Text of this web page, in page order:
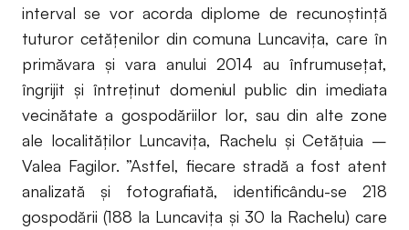
interval se vor acorda diplome de recunoștință
tuturor cetățenilor din comuna Luncavița, care în
primăvara și vara anului 2014 au înfrumusețat,
îngrijit și întreținut domeniul public din imediata
vecinătate a gospodăriilor lor, sau din alte zone
ale localităților Luncavița, Rachelu și Cetățuia –
Valea Fagilor. ”Astfel, fiecare stradă a fost atent
analizată și fotografiată, identificându-se 218
gospodării (188 la Luncavița și 30 la Rachelu) care